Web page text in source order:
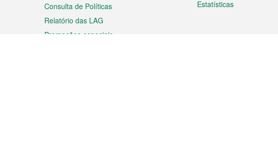
Consulta de Políticas
Relatório das LAG
Promoções especiais
Estatísticas